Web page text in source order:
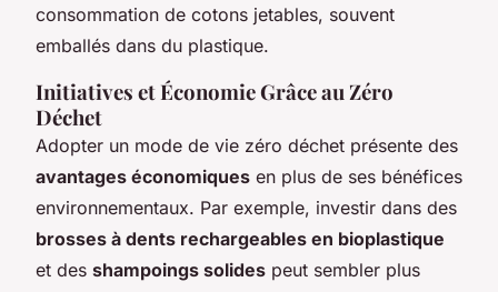
consommation de cotons jetables, souvent
emballés dans du plastique.
Initiatives et Économie Grâce au Zéro
Déchet
Adopter un mode de vie zéro déchet présente des
avantages économiques en plus de ses bénéfices
environnementaux. Par exemple, investir dans des
brosses à dents rechargeables en bioplastique
et des shampoings solides peut sembler plus